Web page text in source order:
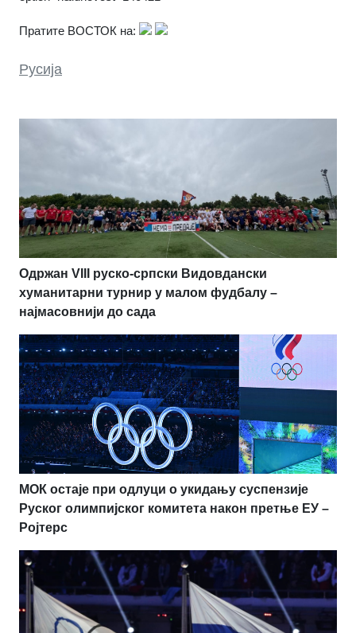
Пратите ВОСТОК на:
Русија
Одржан VIII руско-српски Видовдански
хуманитарни турнир у малом фудбалу –
најмасовнији до сада
МОК остаје при одлуци о укидању суспензије
Руског олимпијског комитета након претње ЕУ –
Ројтерс